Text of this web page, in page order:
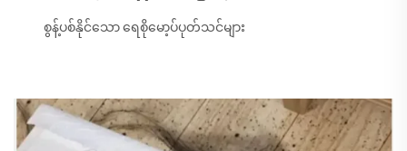
စွန့်ပစ်နိုင်သော ရေစိုမော့ပ်ပုတ်သင်များ